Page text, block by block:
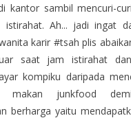
kantor sambil mencuri-
istirahat. Ah... jadi ingat
karir #tsah plis
saat jam istirahat
kompiku daripada
junkfood demi
berharga yaitu